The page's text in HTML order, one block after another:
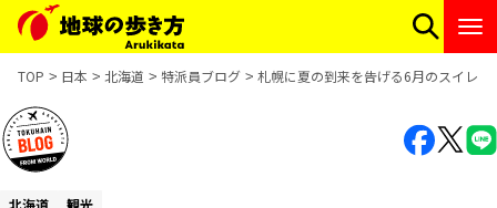
TOP 日本 北海道 特派員ブログ 札幌に夏の到来を告げる6月のスイレン
北海道 観光